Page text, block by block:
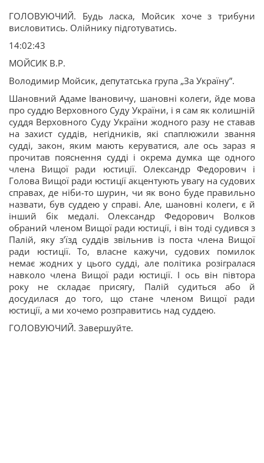
ГОЛОВУЮЧИЙ. Будь ласка, Мойсик хоче з трибуни
висловитись. Олійнику підготуватись.
14:02:43
МОЙСИК В.Р.
Володимир Мойсик, депутатська група „За Україну”.
Шановний Адаме Івановичу, шановні колеги, йде мова
про суддю Верховного Суду України, і я сам як колишній
суддя Верховного Суду України жодного разу не ставав
на захист суддів, негідників, які спаплюжили звання
судді, закон, яким мають керуватися, але ось зараз я
прочитав пояснення судді і окрема думка ще одного
члена Вищої ради юстиції. Олександр Федорович і
Голова Вищої ради юстиції акцентують увагу на судових
справах, де ніби-то шурин, чи як воно буде правильно
назвати, був суддею у справі. Але, шановні колеги, є й
інший бік медалі. Олександр Федорович Волков
обраний членом Вищої ради юстиції, і він тоді судився з
Палій, яку з’їзд суддів звільнив із поста члена Вищої
ради юстиції. То, власне кажучи, судових помилок
немає жодних у цього судді, але політика розігралася
навколо члена Вищої ради юстиції. І ось він півтора
року не складає присягу, Палій судиться або й
досудилася до того, що стане членом Вищої ради
юстиції, а ми хочемо розправитись над суддею.
ГОЛОВУЮЧИЙ. Завершуйте.